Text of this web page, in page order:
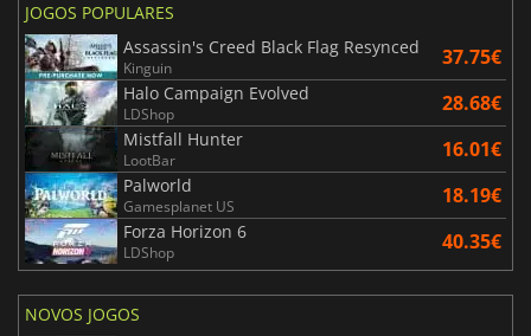
JOGOS POPULARES
Assassin's Creed Black Flag Resynced
Kinguin 37.75€
Halo Campaign Evolved
LDShop 28.68€
Mistfall Hunter
LootBar 16.01€
Palworld
Gamesplanet US 18.19€
Forza Horizon 6
LDShop 40.35€
NOVOS JOGOS